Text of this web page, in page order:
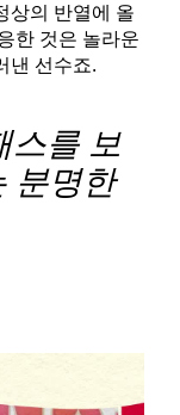
상의 반열에 올
한 것은 놀라운
낸 선수죠.
스를 보
분명한